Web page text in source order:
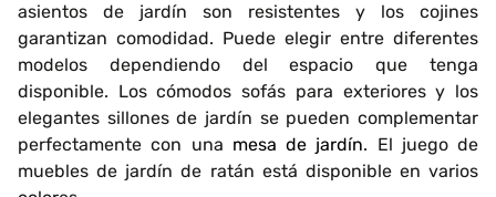
asientos de jardín son resistentes y los cojines
garantizan comodidad. Puede elegir entre diferentes
modelos dependiendo del espacio que tenga
disponible. Los cómodos sofás para exteriores y los
elegantes sillones de jardín se pueden complementar
perfectamente con una mesa de jardín. El juego de
muebles de jardín de ratán está disponible en varios